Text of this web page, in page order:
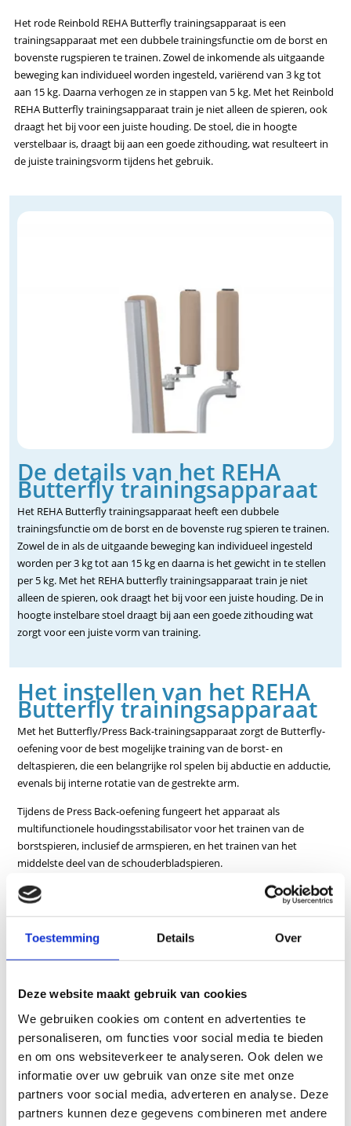
Toestemming Details Over
Deze website maakt gebruik van cookies
We gebruiken cookies om content en advertenties te
personaliseren, om functies voor social media te bieden
en om ons websiteverkeer te analyseren. Ook delen we
informatie over uw gebruik van onze site met onze
partners voor social media, adverteren en analyse. Deze
partners kunnen deze gegevens combineren met andere
Het rode Reinbold REHA Butterfly trainingsapparaat is een
trainingsapparaat met een dubbele trainingsfunctie om de borst en
bovenste rugspieren te trainen. Zowel de inkomende als uitgaande
beweging kan individueel worden ingesteld, variërend van 3 kg tot
aan 15 kg. Daarna verhogen ze in stappen van 5 kg. Met het Reinbold
REHA Butterfly trainingsapparaat train je niet alleen de spieren, ook
draagt het bij voor een juiste houding. De stoel, die in hoogte
verstelbaar is, draagt bij aan een goede zithouding, wat resulteert in
de juiste trainingsvorm tijdens het gebruik.
De details van het REHA
Butterfly trainingsapparaat
Het REHA Butterfly trainingsapparaat heeft een dubbele
trainingsfunctie om de borst en de bovenste rug spieren te trainen.
Zowel de in als de uitgaande beweging kan individueel ingesteld
worden per 3 kg tot aan 15 kg en daarna is het gewicht in te stellen
per 5 kg. Met het REHA butterfly trainingsapparaat train je niet
alleen de spieren, ook draagt het bij voor een juiste houding. De in
hoogte instelbare stoel draagt bij aan een goede zithouding wat
zorgt voor een juiste vorm van training.
Het instellen van het REHA
Butterfly trainingsapparaat
Met het Butterfly/Press Back-trainingsapparaat zorgt de Butterfly-
oefening voor de best mogelijke training van de borst- en
deltaspieren, die een belangrijke rol spelen bij abductie en adductie,
evenals bij interne rotatie van de gestrekte arm.
Tijdens de Press Back-oefening fungeert het apparaat als
multifunctionele houdingsstabilisator voor het trainen van de
borstspieren, inclusief de armspieren, en het trainen van het
middelste deel van de schouderbladspieren.
Kenmerken
Inclusief bewegingsbegrenzer
Traploos in hoogte verstelbare zitting
individueel worden aangepast